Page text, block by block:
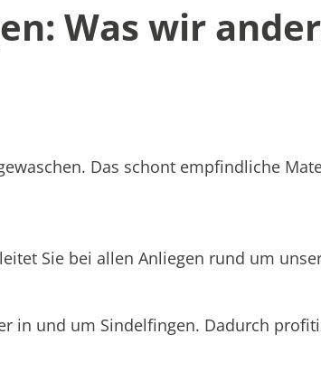
Was wir
Das schont empfindliche
Sie bei allen Anliegen rund um
in und um Sindelfingen. Dadurch